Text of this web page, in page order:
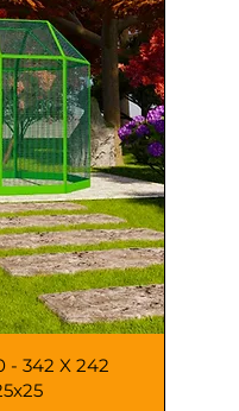
- 342 X 242